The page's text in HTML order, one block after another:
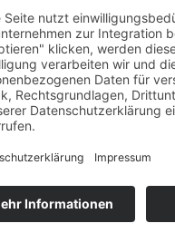
lohnt sich ein
Mail-Adresse angeben
alle 14 Tage
von unterwegs